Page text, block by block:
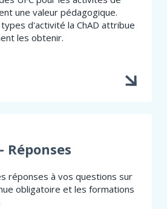
une valeur pédagogique.
d'activité la ChAD attribue
les obtenir.
Réponses
réponses à vos questions sur
obligatoire et les formations